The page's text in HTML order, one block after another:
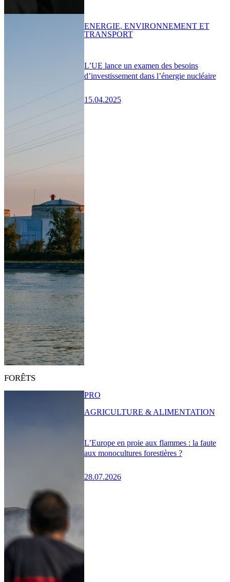
L’UE lance un examen des besoins
d’investissement dans l’énergie nucléaire
15.04.2025
ENERGIE, ENVIRONNEMENT ET
TRANSPORT
FORÊTS
L’Europe en proie aux flammes : la faute
aux monocultures forestières ?
28.07.2026
PRO
AGRICULTURE & ALIMENTATION